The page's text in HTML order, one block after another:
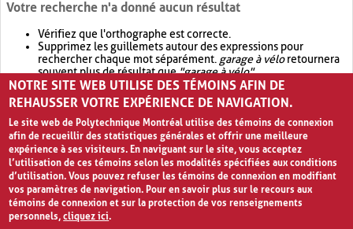
Votre recherche n'a donné aucun résultat
Vérifiez que l'orthographe est correcte.
Supprimez les guillemets autour des expressions pour
rechercher chaque mot séparément. garage à véloretournera
souvent plus de résultat que"garage à vélo".
Envisagez d'élargir votre recherche avec OR.garage OR vélo
retournera souvent plus de résultat quegarage à vélo
NOTRE SITE WEB UTILISE DES TÉMOINS AFIN DE
REHAUSSER VOTRE EXPÉRIENCE DE NAVIGATION.
Le site web de Polytechnique Montréal utilise des témoins de connexion
afin de recueillir des statistiques générales et offrir une meilleure
expérience à ses visiteurs. En naviguant sur le site, vous acceptez
l’utilisation de ces témoins selon les modalités spécifiées aux conditions
d’utilisation. Vous pouvez refuser les témoins de connexion en modifiant
vos paramètres de navigation. Pour en savoir plus sur le recours aux
témoins de connexion et sur la protection de vos renseignements
personnels,cliquez ici.